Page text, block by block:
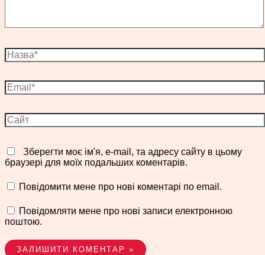
Назва*
Email*
Сайт
Зберегти моє ім'я, e-mail, та адресу сайту в цьому
браузері для моїх подальших коментарів.
Повідомити мене про нові коментарі по email.
Повідомляти мене про нові записи електронною
поштою.